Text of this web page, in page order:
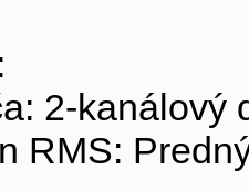
2-
RMS: